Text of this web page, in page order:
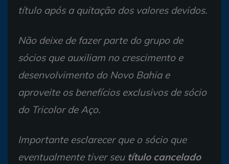
título após a quitação dos valores devidos.
Não deixe de fazer parte do grupo de
sócios que auxiliam no crescimento e
desenvolvimento do Novo Bahia e
aproveite os benefícios exclusivos de sócio
do Tricolor de Aço.
Importante esclarecer que o sócio que
eventualmente tiver seu título cancelado